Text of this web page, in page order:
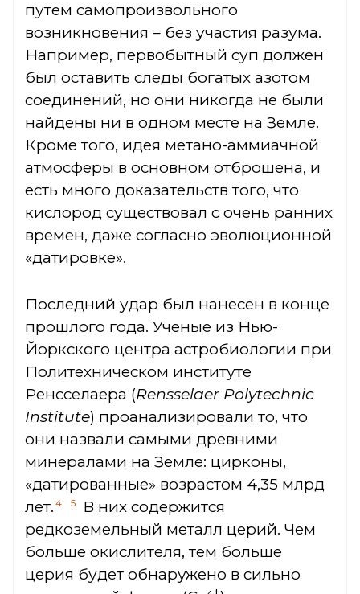
путем самопроизвольного
возникновения – без участия разума.
Например, первобытный суп должен
был оставить следы богатых азотом
соединений, но они никогда не были
найдены ни в одном месте на Земле.
Кроме того, идея метано-аммиачной
атмосферы в основном отброшена, и
есть много доказательств того, что
кислород существовал с очень ранних
времен, даже согласно эволюционной
«датировке».
Последний удар был нанесен в конце
прошлого года. Ученые из Нью-
Йоркского центра астробиологии при
Политехническом институте
Ренсселаера (Rensselaer Polytechnic
Institute) проанализировали то, что
они назвали самыми древними
минералами на Земле: цирконы,
«датированные» возрастом 4,35 млрд
лет. 4 5
В них содержится
редкоземельный металл церий. Чем
больше окислителя, тем больше
церия будет обнаружено в сильно